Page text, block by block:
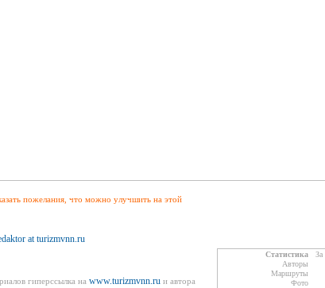
пожелания, что можно улучшить на этой
at turizmvnn.ru
гиперссылка на www.turizmvnn.ruи автора
Статистика За
Авторы
Маршруты
Фото